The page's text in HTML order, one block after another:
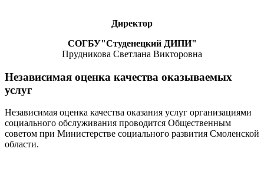
Директор
СОГБУ"Студенецкий ДИПИ"
Прудникова Светлана Викторовна
Независимая оценка качества оказываемых
услуг
Независимая оценка качества оказания услуг организациями
социального обслуживания проводится Общественным
советом при Министерстве социального развития Смоленской
области.